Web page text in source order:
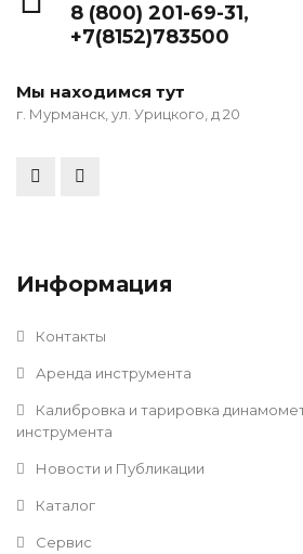
8 (800) 201-69-31,
+7(8152)783500
Мы находимся тут
г. Мурманск, ул. Урицкого, д 20
Информация
Контакты
Аренда инструмента
Калибровка и тарировка
инструмента
Новости и Публикации
Каталог
Сервис